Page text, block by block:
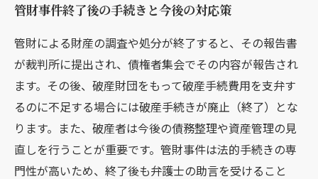
管財事件終了後の手続きと今後の対応策
管財による財産の調査や処分が終了すると、その報告書
が裁判所に提出され、債権者集会でその内容が報告され
ます。その後、破産財団をもって破産手続費用を支弁す
るのに不足する場合には破産手続きが廃止（終了）とな
ります。また、破産者は今後の債務整理や資産管理の見
直しを行うことが重要です。管財事件は法的手続きの専
門性が高いため、終了後も弁護士の助言を受けること